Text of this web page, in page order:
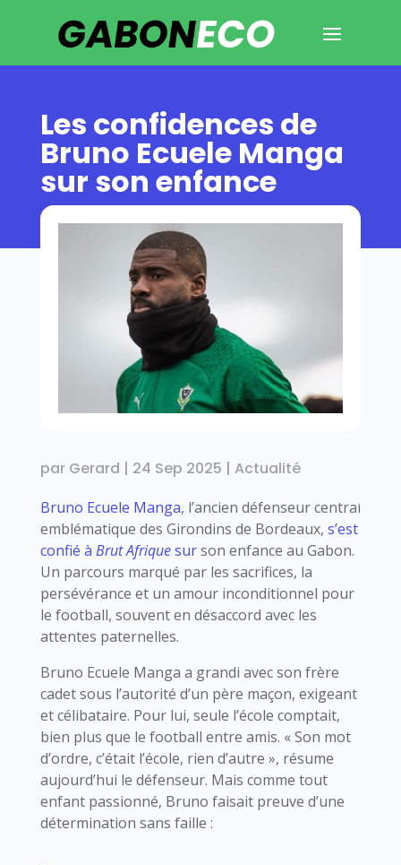
Les confidences de
Bruno Ecuele Manga
sur son enfance
par Gerard | 24 Sep 2025 | Actualité
Bruno Ecuele Manga, l’ancien défenseur central
emblématique des Girondins de Bordeaux, s’est
confié à Brut Afriquesurson enfance au Gabon.
Un parcours marqué par les sacrifices, la
persévérance et un amour inconditionnel pour
le football, souvent en désaccord avec les
attentes paternelles.
Bruno Ecuele Manga a grandi avec son frère
cadet sous l’autorité d’un père maçon, exigeant
et célibataire. Pour lui, seule l’école comptait,
bien plus que le football entre amis. « Son mot
d’ordre, c’était l’école, rien d’autre », résume
aujourd’hui le défenseur. Mais comme tout
enfant passionné, Bruno faisait preuve d’une
détermination sans faille :